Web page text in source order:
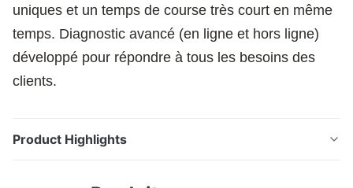
uniques et un temps de course très court en même
temps. Diagnostic avancé (en ligne et hors ligne)
développé pour répondre à tous les besoins des
clients.
Product Highlights